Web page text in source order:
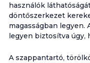
használók
döntőszerkezet
magasságban
legyen biztosítva úgy,
A szappantartó,